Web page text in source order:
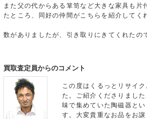
また父の代からある箪笥など大きな家具も
たところ、同好の仲間がこちらを紹介してく
数がありましたが、引き取りにきてくれたの
買取査定員からのコメント
この度はくるっとリサイ
た。ご紹介くださりまし
味で集めていた陶磁器と
す。大変貴重なお品をお